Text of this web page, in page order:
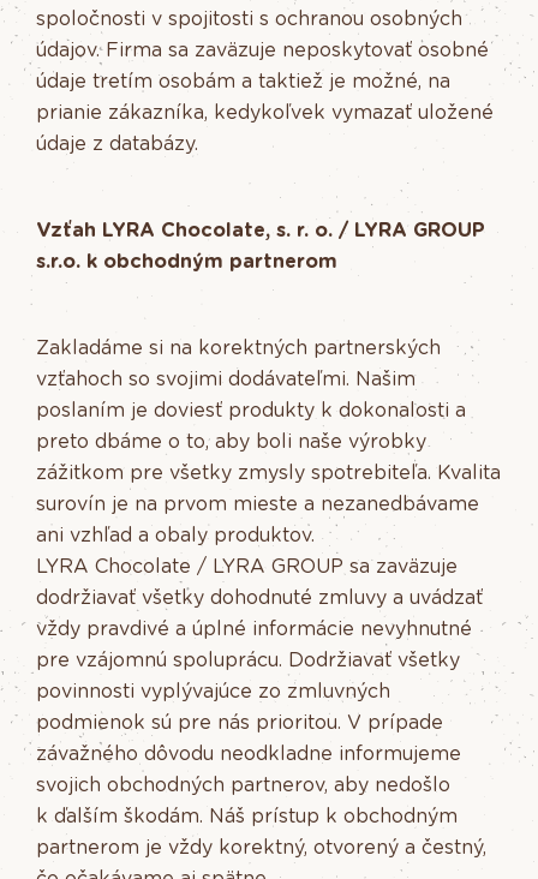
spoločnosti v spojitosti s ochranou osobných
údajov. Firma sa zaväzuje neposkytovať osobné
údaje tretím osobám a taktiež je možné, na
prianie zákazníka, kedykoľvek vymazať uložené
údaje z databázy.
Vzťah LYRA Chocolate, s. r. o. / LYRA GROUP
s.r.o. k obchodným partnerom
Zakladáme si na korektných partnerských
vzťahoch so svojimi dodávateľmi. Našim
poslaním je doviesť produkty k dokonalosti a
preto dbáme o to, aby boli naše výrobky
zážitkom pre všetky zmysly spotrebiteľa. Kvalita
surovín je na prvom mieste a nezanedbávame
ani vzhľad a obaly produktov.
LYRA Chocolate / LYRA GROUP sa zaväzuje
dodržiavať všetky dohodnuté zmluvy a uvádzať
vždy pravdivé a úplné informácie nevyhnutné
pre vzájomnú spoluprácu. Dodržiavať všetky
povinnosti vyplývajúce zo zmluvných
podmienok sú pre nás prioritou. V prípade
závažného dôvodu neodkladne informujeme
svojich obchodných partnerov, aby nedošlo
k ďalším škodám. Náš prístup k obchodným
partnerom je vždy korektný, otvorený a čestný,